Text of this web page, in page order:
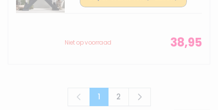
Niet op voorraad 38,95
U lees momenteel pagina
1 Pagina
2